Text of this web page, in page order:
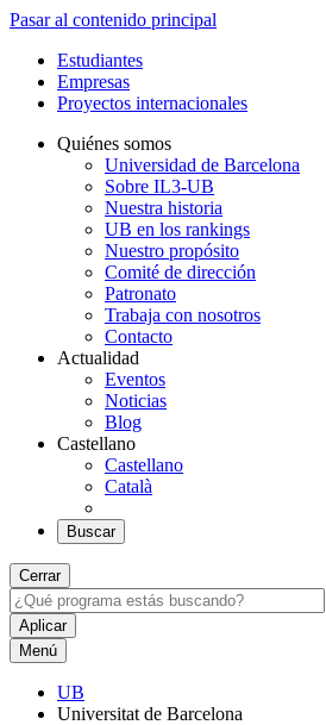
Pasar al contenido principal
Estudiantes
Empresas
Proyectos internacionales
Quiénes somos
Universidad de Barcelona
Sobre IL3-UB
Nuestra historia
UB en los rankings
Nuestro propósito
Comité de dirección
Patronato
Trabaja con nosotros
Contacto
Actualidad
Eventos
Noticias
Blog
Castellano
Castellano
Català
Buscar
Cerrar
Menú
UB
Universitat de Barcelona